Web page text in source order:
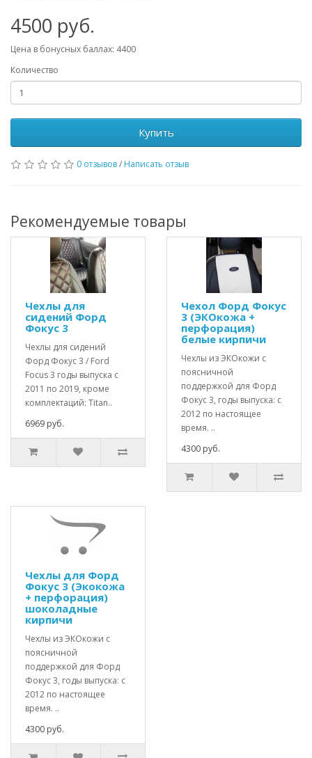
4500 руб.
Цена в бонусных баллах: 4400
Количество
Купить
0 отзывов/ Написать отзыв
Рекомендуемые товары
Чехлы для
сидений Форд
Фокус 3
Чехлы для сидений
Форд Фокус 3 / Ford
Focus 3 годы выпуска с
2011 по 2019, кроме
комплектаций: Titan..
6969 руб.
Чехол Форд Фокус
3 (ЭКОкожа +
перфорация)
белые кирпичи
Чехлы из ЭКОкожи с
поясничной
поддержкой для Форд
Фокус 3, годы выпуска: с
2012 по настоящее
время. ..
4300 руб.
Чехлы для Форд
Фокус 3 (Экокожа
+ перфорация)
шоколадные
кирпичи
Чехлы из ЭКОкожи с
поясничной
поддержкой для Форд
Фокус 3, годы выпуска: с
2012 по настоящее
время. ..
4300 руб.